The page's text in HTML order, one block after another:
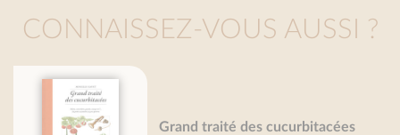
CONNAISSEZ-VOUS AUSSI ?
Petit traité de la confiture